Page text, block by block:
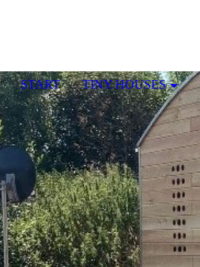
START TINY HOUSES